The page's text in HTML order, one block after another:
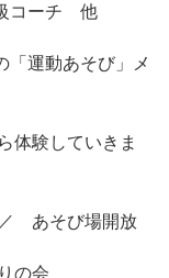
コーチ 他
運動あそび」メ
験していきま
そび場開放
会